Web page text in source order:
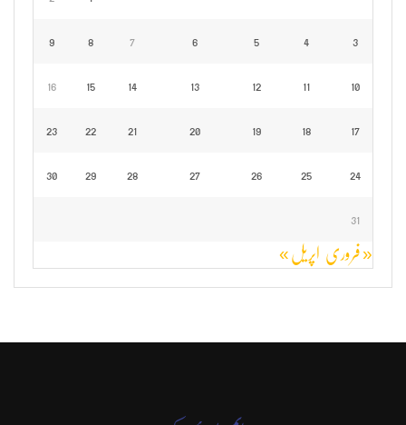
3
4
5
6
7
8
9
10
11
12
13
14
15
16
17
18
19
20
21
22
23
24
25
26
27
28
29
30
31
« فروری اپریل »